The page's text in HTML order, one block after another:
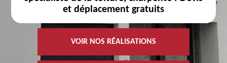
et déplacement gratuits
VOIR NOS RÉALISATIONS